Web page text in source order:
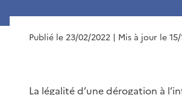
Publié le 23/02/2022 | Mis à jour le 15/
La légalité d’une dérogation à